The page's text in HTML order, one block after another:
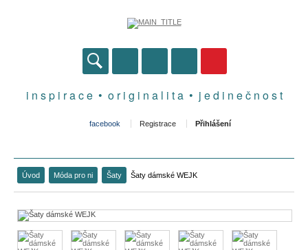
i n s p i r a c e • o r i g i n a l i t a • j e d i n e č n o s t
facebook Registrace Přihlášení
Úvod Móda pro ni Šaty Šaty dámské WEJK